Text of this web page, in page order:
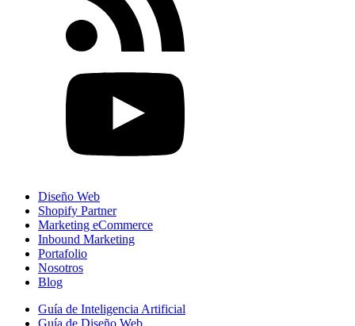
Diseño Web
Shopify Partner
Marketing eCommerce
Inbound Marketing
Portafolio
Nosotros
Blog
Guía de Inteligencia Artificial
Guía de Diseño Web